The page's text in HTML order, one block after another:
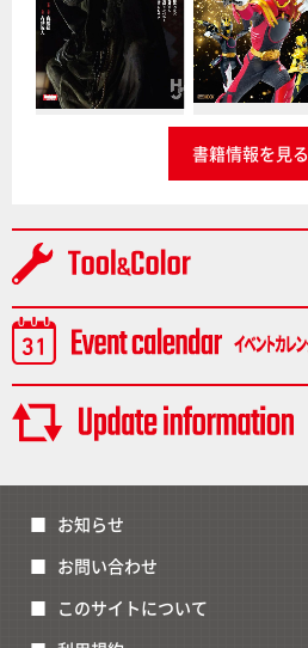
書籍情報を見る
お知らせ
お問い合わせ
このサイトについて